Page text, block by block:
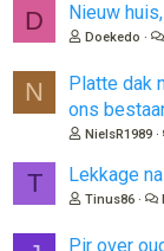
D Nieuw
Doekedo
N
Platte dak
ons
NielsR1989
T Lekkage
Tinus86
Pir over